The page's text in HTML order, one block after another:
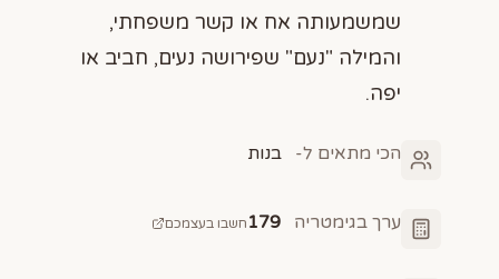
שמשמעותה אח או קשר משפחתי,
והמילה "נעם" שפירושה נעים, חביב או
יפה.
הכי מתאים ל- בנות
ערך בגימטריה 179 חשבו בעצמכם